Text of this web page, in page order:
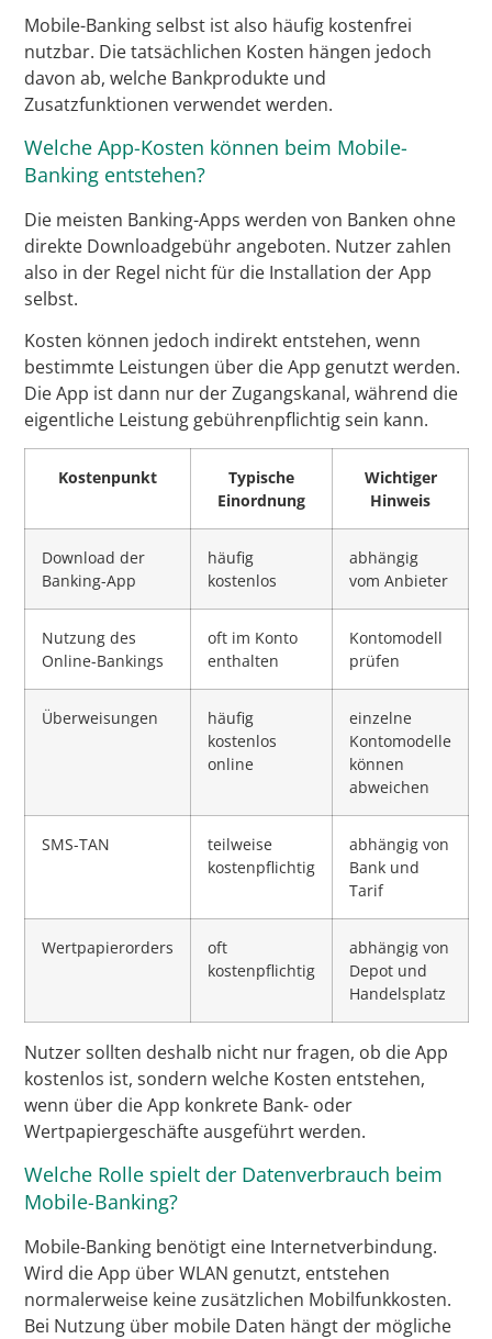
Mobile-Banking selbst ist also häufig kostenfrei
nutzbar. Die tatsächlichen Kosten hängen jedoch
davon ab, welche Bankprodukte und
Zusatzfunktionen verwendet werden.
Welche App-Kosten können beim Mobile-
Banking entstehen?
Die meisten Banking-Apps werden von Banken ohne
direkte Downloadgebühr angeboten. Nutzer zahlen
also in der Regel nicht für die Installation der App
selbst.
Kosten können jedoch indirekt entstehen, wenn
bestimmte Leistungen über die App genutzt werden.
Die App ist dann nur der Zugangskanal, während die
eigentliche Leistung gebührenpflichtig sein kann.
Kostenpunkt
Typische
Einordnung
Wichtiger
Hinweis
Download der
Banking-App
häufig
kostenlos
abhängig
vom Anbieter
Nutzung des
Online-Bankings
oft im Konto
enthalten
Kontomodell
prüfen
Überweisungen
häufig
kostenlos
online
einzelne
Kontomodelle
können
abweichen
SMS-TAN
teilweise
kostenpflichtig
abhängig von
Bank und
Tarif
Wertpapierorders
oft
kostenpflichtig
abhängig von
Depot und
Handelsplatz
Nutzer sollten deshalb nicht nur fragen, ob die App
kostenlos ist, sondern welche Kosten entstehen,
wenn über die App konkrete Bank- oder
Wertpapiergeschäfte ausgeführt werden.
Welche Rolle spielt der Datenverbrauch beim
Mobile-Banking?
Mobile-Banking benötigt eine Internetverbindung.
Wird die App über WLAN genutzt, entstehen
normalerweise keine zusätzlichen Mobilfunkkosten.
Bei Nutzung über mobile Daten hängt der mögliche